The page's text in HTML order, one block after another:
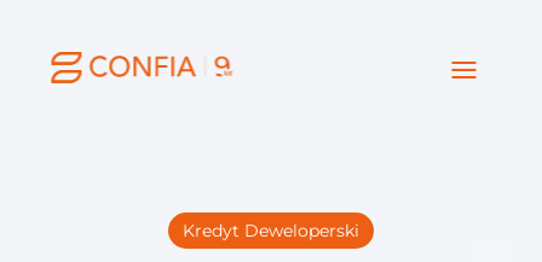
Kredyt Deweloperski